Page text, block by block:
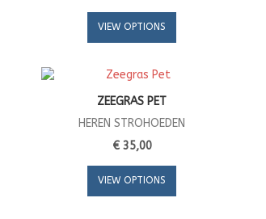
VIEW OPTIONS
ZEEGRAS PET
HEREN STROHOEDEN
€ 35,00
VIEW OPTIONS